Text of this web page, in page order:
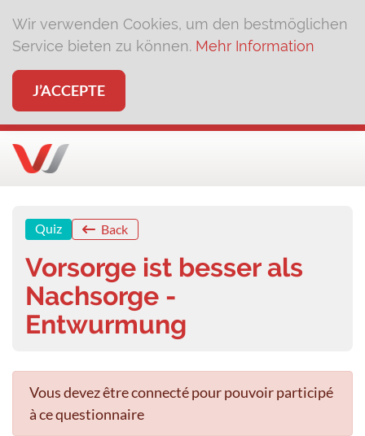
Wir verwenden Cookies, um den bestmöglichen
Service bieten zu können. Mehr Information
J’ACCEPTE
Quiz Back
Vorsorge ist besser als
Nachsorge -
Entwurmung
Vous devez être connecté pour pouvoir participé
à ce questionnaire